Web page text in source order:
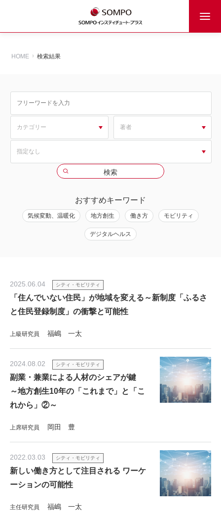
HOME 検索結果
おすすめキーワード
気候変動、温暖化 地方創生 働き方 モビリティ
デジタルヘルス
2025.06.04 シティ・モビリティ
「住んでいない住民」が地域を変える～新制度「ふるさ
と住民登録制度」の衝撃と可能性
上級研究員 福嶋 一太
2024.08.02 シティ・モビリティ
副業・兼業による人材のシェアが鍵
～地方創生10年の「これまで」と「こ
れから」②～
上席研究員 岡田 豊
2022.03.03 シティ・モビリティ
新しい働き方として注目される ワーケ
ーションの可能性
主任研究員 福嶋 一太